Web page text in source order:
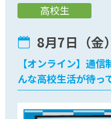
8月7日（金
高校生
【オンライン】通
んな高校生活が待っ